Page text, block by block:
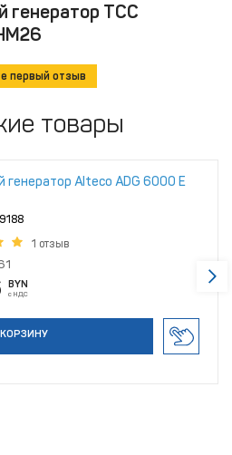
генератор ТСС
первый отзыв
товары
генератор Alteco ADG 6000 Е
1 отзыв
BYN
с НДС
КОРЗИНУ